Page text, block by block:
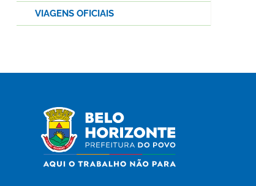
VIAGENS OFICIAIS